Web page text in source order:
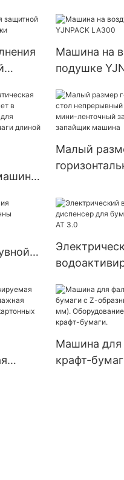
Машина на
подушке
мм
Малый
пластик
запайщик
запайщик
ленты NT-
Машина для
крафт-